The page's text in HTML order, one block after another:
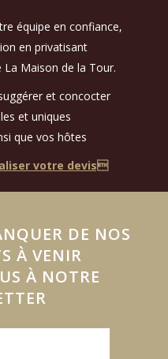
équipe, sans
...
0
21
équipe en confiance,
en privatisant
Maison de la Tour.
et concocter
et uniques
que vos hôtes
votre devis
DE NOS
À VENIR
À NOTRE